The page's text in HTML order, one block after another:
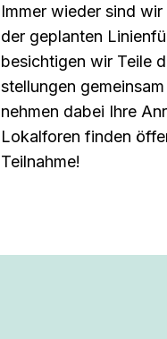
Immer wieder sind
der geplanten
besichtigen wir Teile
stellungen
nehmen dabei Ihre
Lokalforen finden
Teilnahme!